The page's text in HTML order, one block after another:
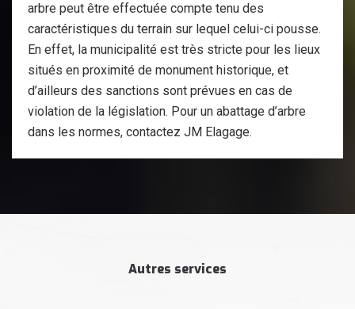
arbre peut être effectuée compte tenu des
caractéristiques du terrain sur lequel celui-ci pousse.
En effet, la municipalité est très stricte pour les lieux
situés en proximité de monument historique, et
d’ailleurs des sanctions sont prévues en cas de
violation de la législation. Pour un abattage d’arbre
dans les normes, contactez JM Elagage.
Autres services